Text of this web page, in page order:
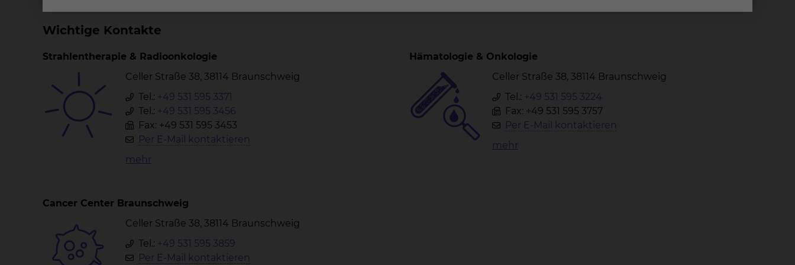
Wichtige Kontakte
Strahlentherapie & Radioonkologie
Celler Straße 38, 38114 Braunschweig
Tel.: +49 531 595 3371
Tel.: +49 531 595 3456
Fax: +49 531 595 3453
Per E-Mail kontaktieren
mehr
Hämatologie & Onkologie
Celler Straße 38, 38114 Braunschweig
Tel.: +49 531 595 3224
Fax: +49 531 595 3757
Per E-Mail kontaktieren
mehr
Cancer Center Braunschweig
Celler Straße 38, 38114 Braunschweig
Tel.: +49 531 595 3859
Per E-Mail kontaktieren